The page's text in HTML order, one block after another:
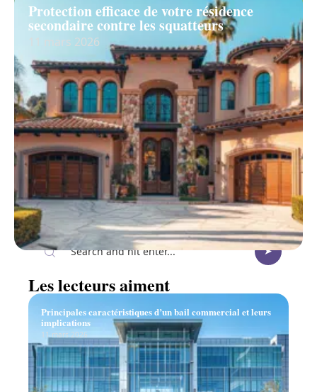
Protection efficace de votre résidence
secondaire contre les squatteurs
11 mars 2026
Recherche
Les lecteurs aiment
Principales caractéristiques d’un bail commercial et leurs
implications
11 mars 2026